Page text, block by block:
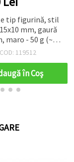
tip figurină, stil
mm, gaură
maro - 50 g (~92
buc.)
COD: 119512
în Coş